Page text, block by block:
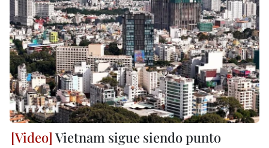
Vietnam sigue siendo punto